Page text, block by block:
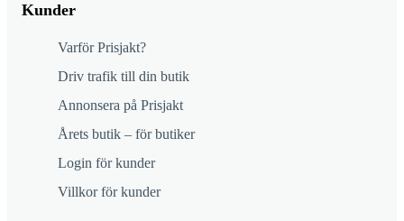
Kunder
Varför Prisjakt?
Driv trafik till din butik
Annonsera på Prisjakt
Årets butik – för butiker
Login för kunder
Villkor för kunder